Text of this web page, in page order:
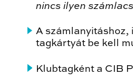
nincs ilyen
A számlanyitáshoz,
tagkártyát be kell
Klubtagként a CIB